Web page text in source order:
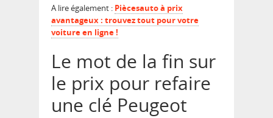
A lire également : Piècesauto à prix
avantageux : trouvez tout pour votre
voiture en ligne !
Le mot de la fin sur
le prix pour refaire
une clé Peugeot